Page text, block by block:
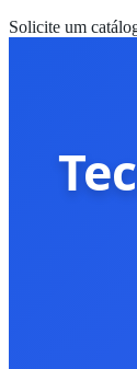
Solicite um